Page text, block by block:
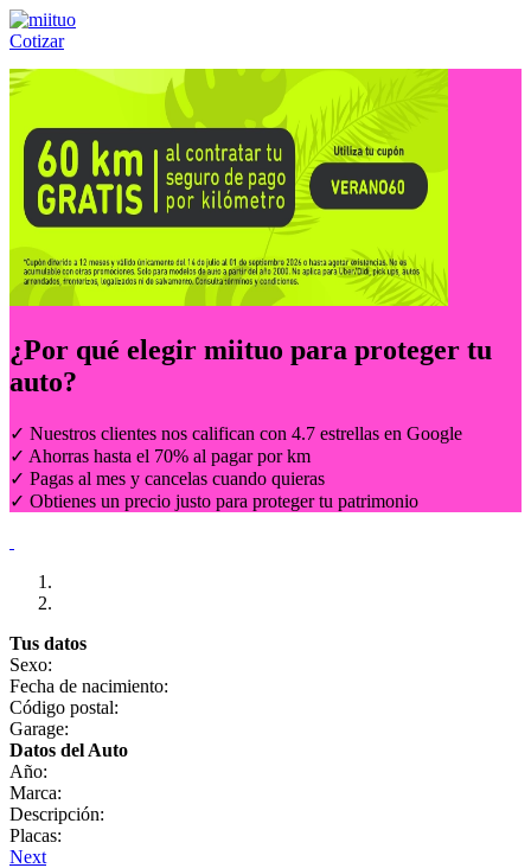
Cotizar
Llámanos al:(55) 84-21-05-00 ó
¿Por qué elegir miituo para proteger tu
auto?
✓ Nuestros clientes nos califican con 4.7 estrellas en Google
✓ Ahorras hasta el 70% al pagar por km
✓ Pagas al mes y cancelas cuando quieras
✓ Obtienes un precio justo para proteger tu patrimonio
Tus datos
Sexo:
Fecha de nacimiento:
Código postal:
Garage:
Datos del Auto
Año:
Marca:
Descripción:
Placas:
Next